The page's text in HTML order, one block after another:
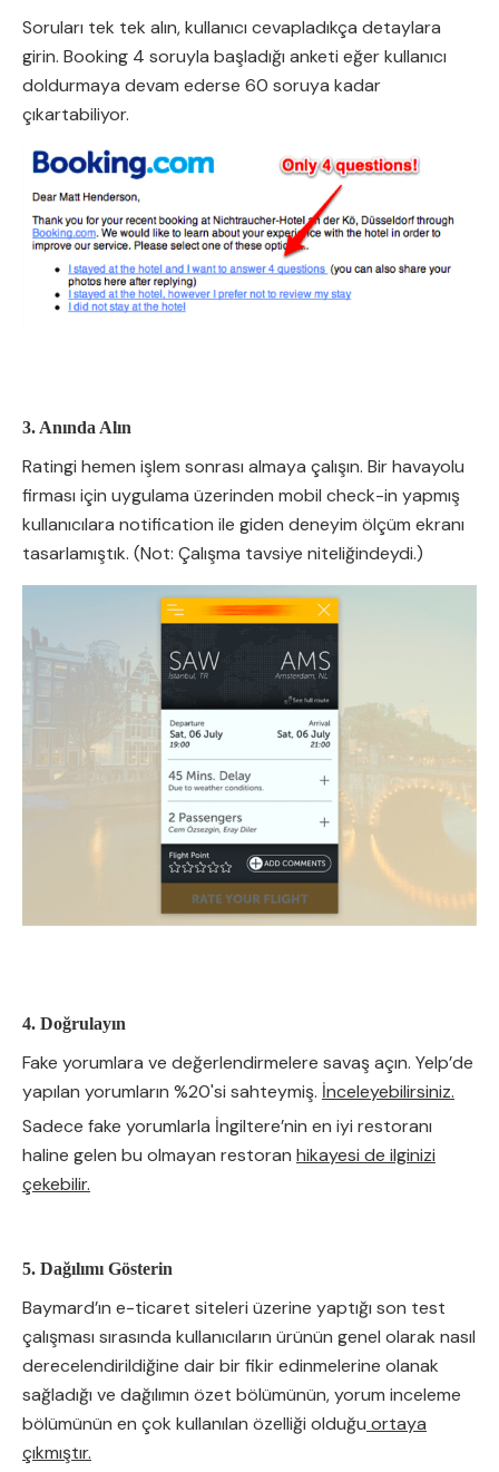
Soruları tek tek alın, kullanıcı cevapladıkça detaylara
girin. Booking 4 soruyla başladığı anketi eğer kullanıcı
doldurmaya devam ederse 60 soruya kadar
çıkartabiliyor.
3. Anında Alın
Ratingi hemen işlem sonrası almaya çalışın. Bir havayolu
firması için uygulama üzerinden mobil check-in yapmış
kullanıcılara notification ile giden deneyim ölçüm ekranı
tasarlamıştık. (Not: Çalışma tavsiye niteliğindeydi.)
4. Doğrulayın
Fake yorumlara ve değerlendirmelere savaş açın. Yelp’de
yapılan yorumların %20'si sahteymiş. İnceleyebilirsiniz.
Sadece fake yorumlarla İngiltere’nin en iyi restoranı
haline gelen bu olmayan restoran hikayesi de ilginizi
çekebilir.
5. Dağılımı Gösterin
Baymard’ın e-ticaret siteleri üzerine yaptığı son test
çalışması sırasında kullanıcıların ürünün genel olarak nasıl
derecelendirildiğine dair bir fikir edinmelerine olanak
sağladığı ve dağılımın özet bölümünün, yorum inceleme
bölümünün en çok kullanılan özelliği olduğu ortaya
çıkmıştır.